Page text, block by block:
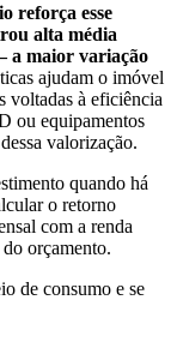
reforça esse
alta média
a maior variação
ajudam o imóvel
voltadas à eficiência
ou equipamentos
valorização.
quando há
o retorno
com a renda
orçamento.
de consumo e se